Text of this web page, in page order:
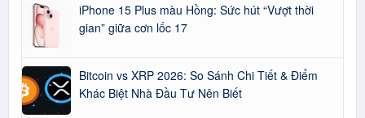
iPhone 15 Plus màu Hồng: Sức hút “Vượt thời
gian” giữa cơn lốc 17
Bitcoin vs XRP 2026: So Sánh Chi Tiết & Điểm
Khác Biệt Nhà Đầu Tư Nên Biết